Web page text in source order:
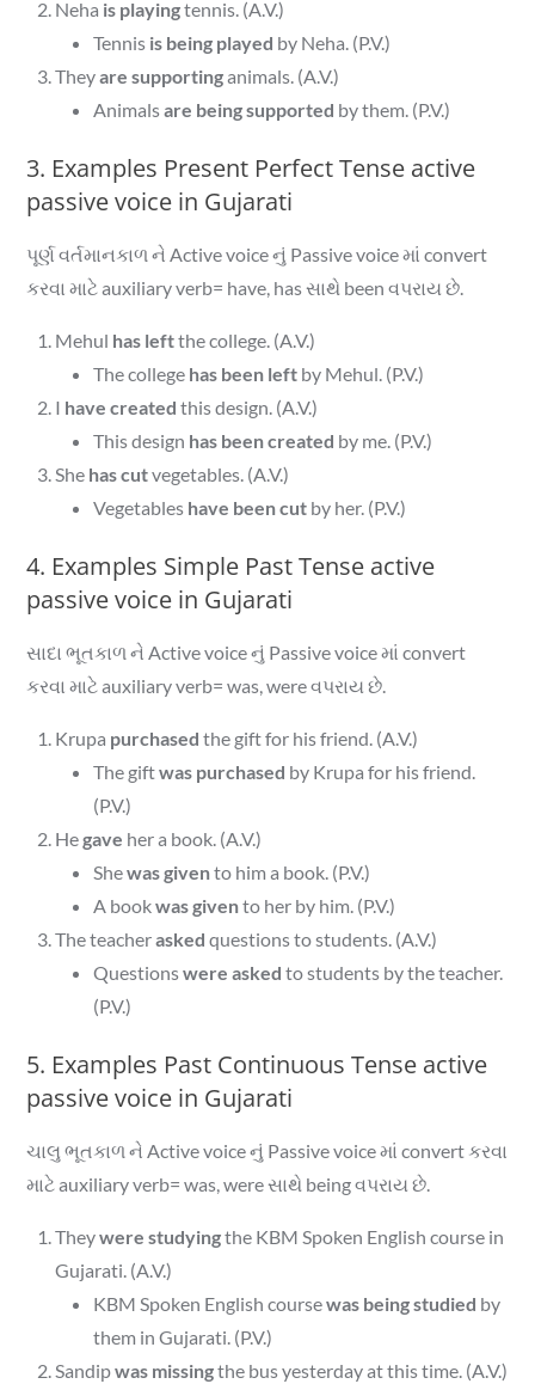
Neha is playingtennis. (A.V.)
Tennis is being played by Neha. (P.V.)
Theyare supportinganimals. (A.V.)
Animalsare being supported by them. (P.V.)
3. Examples Present Perfect Tense active
passive voice in Gujarati
પૂર્ણ વર્તમાનકાળ ને Active voice નું Passive voice માં convert
કરવા માટે auxiliary verb= have, has સાથે been વપરાય છે.
Mehul has leftthe college. (A.V.)
The college has been left by Mehul. (P.V.)
I have created this design. (A.V.)
This design has been created by me. (P.V.)
She has cutvegetables. (A.V.)
Vegetables have been cut by her. (P.V.)
4. Examples Simple Past Tense active
passive voice in Gujarati
સાદા ભૂતકાળ ને Active voice નું Passive voice માં convert
કરવા માટે auxiliary verb= was, were વપરાય છે.
Krupa purchased the gift for his friend. (A.V.)
The giftwas purchased by Krupa for his friend.
(P.V.)
Hegave her a book. (A.V.)
Shewas givento him a book. (P.V.)
A bookwas givento her by him. (P.V.)
The teacherasked questions to students. (A.V.)
Questionswere asked to students by the teacher.
(P.V.)
5. Examples Past Continuous Tense active
passive voice in Gujarati
ચાલુ ભૂતકાળ ને Active voice નું Passive voice માં convert કરવા
માટે auxiliary verb= was, were સાથે being વપરાય છે.
Theywere studyingthe KBM Spoken English course in
Gujarati. (A.V.)
KBM Spoken English coursewas being studied by
them in Gujarati. (P.V.)
Sandipwas missingthe bus yesterday at this time. (A.V.)